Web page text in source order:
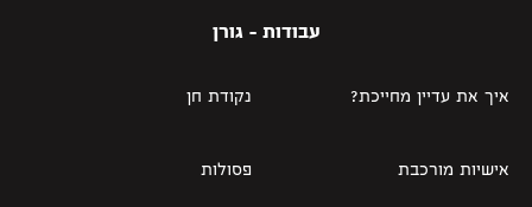
עבודות - גורן
איך את עדיין מחייכת?
אישיות מורכבת
נקודת חן
פסולות